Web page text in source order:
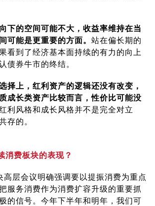
下的空间可能不大，收益率维持在当
可能是更重要的方面。站在偏长期的
看到了经济基本面持续的有力的向上
债券牛市的终结。
择上，红利资产的逻辑还没有改变，
成长类资产比较而言，性价比可能没
利风格和成长风格并不是完全对立
存的。
消费板块的表现？
高层会议明确强调要以提振消费为重点
服务消费作为消费扩容升级的重要抓
的信号。今年下半年和明年，我们可